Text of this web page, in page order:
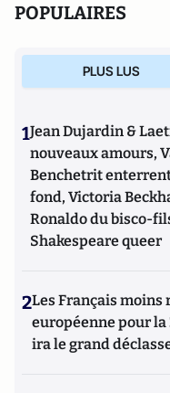
POPULAIRES
PLUS LUS
1Jean Dujardin &
nouveaux amours,
Benchetrit
fond, Victoria
Ronaldo du bisco-
Shakespeare queer
2Les Français moins
européenne pour la
ira le grand